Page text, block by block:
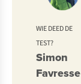
WIE DEED DE
TEST?
Simon
Favresse